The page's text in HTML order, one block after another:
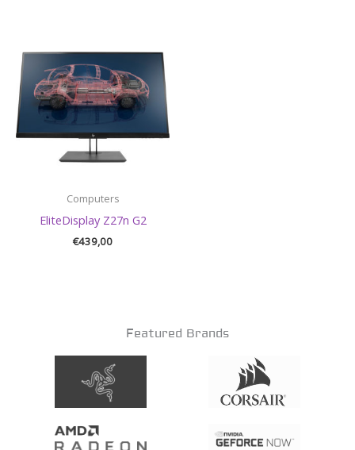
Computers
EliteDisplay Z27n G2
€439,00
Featured Brands